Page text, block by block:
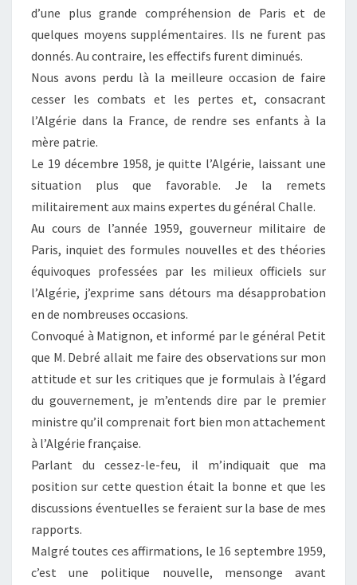
d’une plus grande compréhension de Paris et de
quelques moyens supplémentaires. Ils ne furent pas
donnés. Au contraire, les effectifs furent diminués.
Nous avons perdu là la meilleure occasion de faire
cesser les combats et les pertes et, consacrant
l’Algérie dans la France, de rendre ses enfants à la
mère patrie.
Le 19 décembre 1958, je quitte l’Algérie, laissant une
situation plus que favorable. Je la remets
militairement aux mains expertes du général Challe.
Au cours de l’année 1959, gouverneur militaire de
Paris, inquiet des formules nouvelles et des théories
équivoques professées par les milieux officiels sur
l’Algérie, j’exprime sans détours ma désapprobation
en de nombreuses occasions.
Convoqué à Matignon, et informé par le général Petit
que M. Debré allait me faire des observations sur mon
attitude et sur les critiques que je formulais à l’égard
du gouvernement, je m’entends dire par le premier
ministre qu’il comprenait fort bien mon attachement
à l’Algérie française.
Parlant du cessez-le-feu, il m’indiquait que ma
position sur cette question était la bonne et que les
discussions éventuelles se feraient sur la base de mes
rapports.
Malgré toutes ces affirmations, le 16 septembre 1959,
c’est une politique nouvelle, mensonge avant